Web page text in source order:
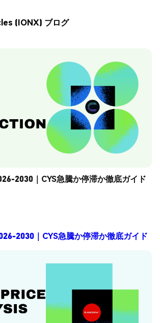
(IONX) ブログ
2030｜CYS急騰か停滞か徹底ガイド
2030｜CYS急騰か停滞か徹底ガイド